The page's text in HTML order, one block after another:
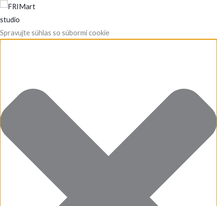
Spravujte súhlas so súbormi cookie
Preskočiť
na
obsah